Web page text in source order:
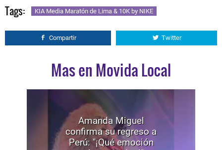
Tags: KIA Media Maratón de Lima & 10K by NIKE
Compartir Twitter
Mas en Movida Local
Amanda Miguel
confirma su regreso a
Perú: "¡Qué emoción